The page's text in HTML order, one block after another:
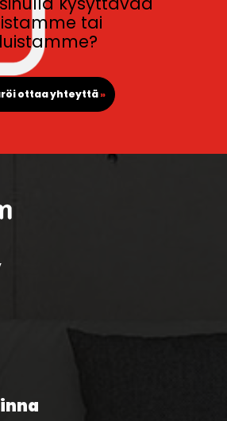
tai
ottaa yhteyttä»